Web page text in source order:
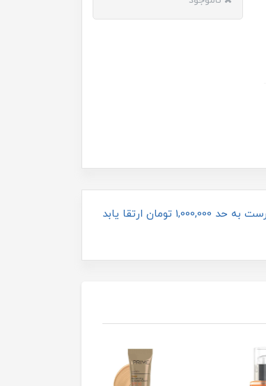
برای فاکتور کالای فوق بایستی مبلغ صورتحساب شما از همین کالا یا کالا هایی از برند های پرایم، دیپ سنس، سی گل، بیبی فرست به حد 1,000,000 تومان ارتقا یابد